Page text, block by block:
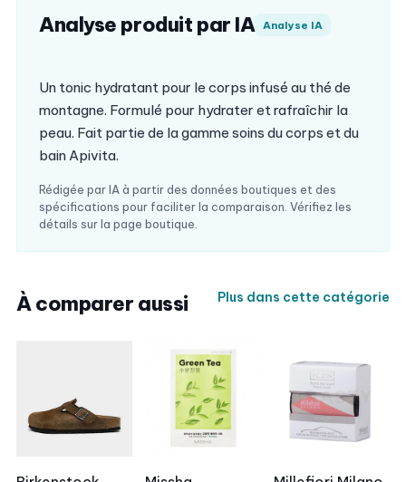
Analyse produit par IA Analyse IA
Un tonic hydratant pour le corps infusé au thé de
montagne. Formulé pour hydrater et rafraîchir la
peau. Fait partie de la gamme soins du corps et du
bain Apivita.
Rédigée par IA à partir des données boutiques et des
spécifications pour faciliter la comparaison. Vérifiez les
détails sur la page boutique.
À comparer aussi Plus dans cette catégorie